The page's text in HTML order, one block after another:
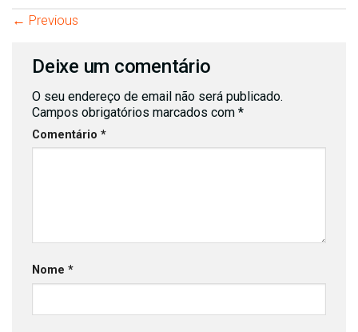
← Previous
Deixe um comentário
O seu endereço de email não será publicado.
Campos obrigatórios marcados com *
Comentário *
Nome *